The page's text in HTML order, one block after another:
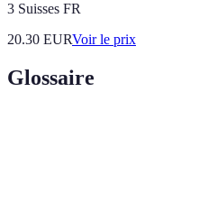
3 Suisses FR
20.30 EURVoir le prix
Glossaire